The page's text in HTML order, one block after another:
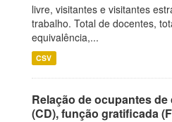
livre, visitantes e visitantes
trabalho. Total de docentes,
equivalência,...
CSV
Relação de ocupantes
(CD), função gratificada